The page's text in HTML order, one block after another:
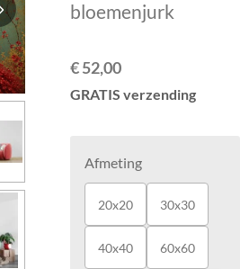
bloemenjurk
€ 52,00
GRATIS verzending
Afmeting
20x20 30x30
40x40 60x60